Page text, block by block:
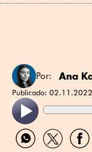
Por: Ana
Publicado:
Compartir
por
Compartir
por
por